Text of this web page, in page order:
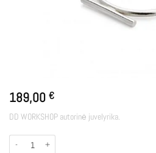
189,00 €
DD WORKSHOP autorinė juvelyrika.
produkto kiekis: PIN GO